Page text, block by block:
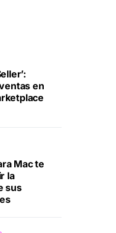
en
Mac te
la
sus